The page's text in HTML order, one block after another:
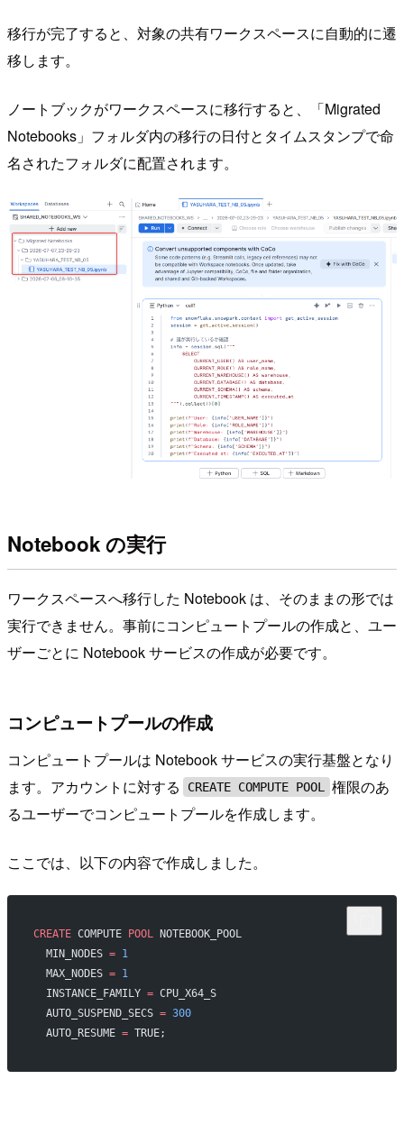
移行が完了すると、対象の共有ワークスペースに自動的に遷
移します。
ノートブックがワークスペースに移行すると、「Migrated
Notebooks」フォルダ内の移行の日付とタイムスタンプで命
名されたフォルダに配置されます。
Notebook の実行
ワークスペースへ移行した Notebook は、そのままの形では
実行できません。事前にコンピュートプールの作成と、ユー
ザーごとに Notebook サービスの作成が必要です。
コンピュートプールの作成
コンピュートプールは Notebook サービスの実行基盤となり
ます。アカウントに対する
CREATE COMPUTE POOL
権限のあ
るユーザーでコンピュートプールを作成します。
ここでは、以下の内容で作成しました。
CREATE COMPUTE POOL NOTEBOOK_POOL
  MIN_NODES
= 1
  MAX_NODES
= 1
  INSTANCE_FAMILY
= CPU_X64_S
  AUTO_SUSPEND_SECS
= 300
  AUTO_RESUME
= TRUE;